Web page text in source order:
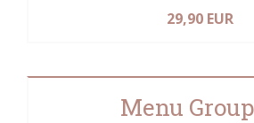
29,90 EUR
Menu